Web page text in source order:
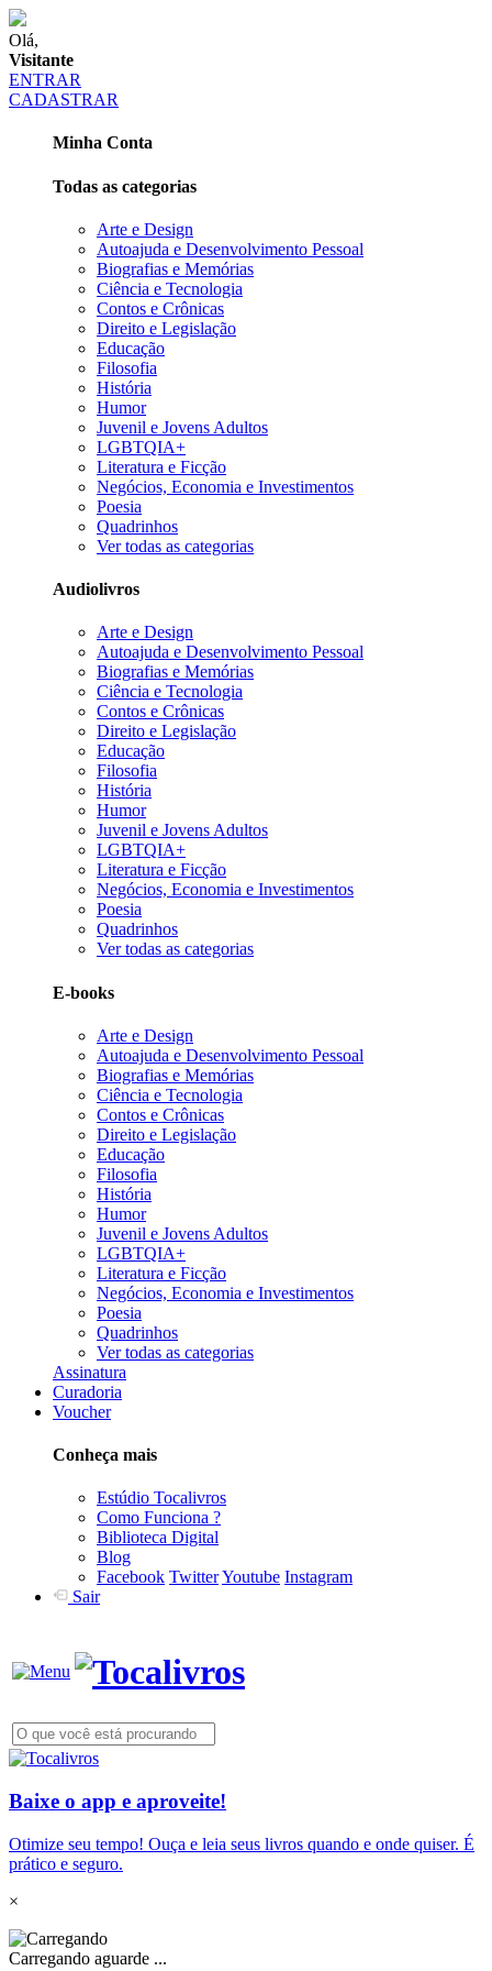
Olá,
Visitante
ENTRAR
CADASTRAR
Minha Conta
Todas as categorias
Arte e Design
Autoajuda e Desenvolvimento Pessoal
Biografias e Memórias
Ciência e Tecnologia
Contos e Crônicas
Direito e Legislação
Educação
Filosofia
História
Humor
Juvenil e Jovens Adultos
LGBTQIA+
Literatura e Ficção
Negócios, Economia e Investimentos
Poesia
Quadrinhos
Ver todas as categorias
Audiolivros
Arte e Design
Autoajuda e Desenvolvimento Pessoal
Biografias e Memórias
Ciência e Tecnologia
Contos e Crônicas
Direito e Legislação
Educação
Filosofia
História
Humor
Juvenil e Jovens Adultos
LGBTQIA+
Literatura e Ficção
Negócios, Economia e Investimentos
Poesia
Quadrinhos
Ver todas as categorias
E-books
Arte e Design
Autoajuda e Desenvolvimento Pessoal
Biografias e Memórias
Ciência e Tecnologia
Contos e Crônicas
Direito e Legislação
Educação
Filosofia
História
Humor
Juvenil e Jovens Adultos
LGBTQIA+
Literatura e Ficção
Negócios, Economia e Investimentos
Poesia
Quadrinhos
Ver todas as categorias
Assinatura
Curadoria
Voucher
Conheça mais
Estúdio Tocalivros
Como Funciona ?
Biblioteca Digital
Blog
Facebook TwitterYoutube Instagram
Sair
Baixe o app e aproveite!
Otimize seu tempo! Ouça e leia seus livros quando e onde quiser. É
prático e seguro.
×
Carregando aguarde ...